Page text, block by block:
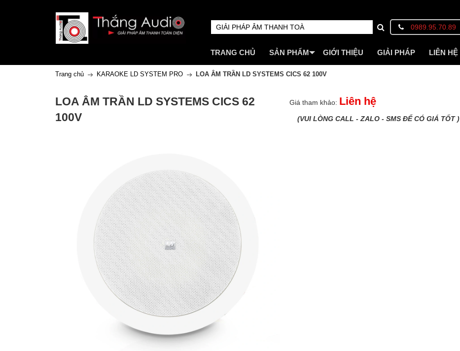
0989.95.70.89
TRANG CHỦ SẢN PHẨM GIỚI THIỆU GIẢI PHÁP LIÊN HỆ
Trang chủ KARAOKE LD SYSTEM PRO LOA ÂM TRẦN LD SYSTEMS CICS 62 100V
LOA ÂM TRẦN LD SYSTEMS CICS 62
100V
Giá tham khảo: Liên hệ
(VUI LÒNG CALL - ZALO - SMS ĐỂ CÓ GIÁ TỐT )